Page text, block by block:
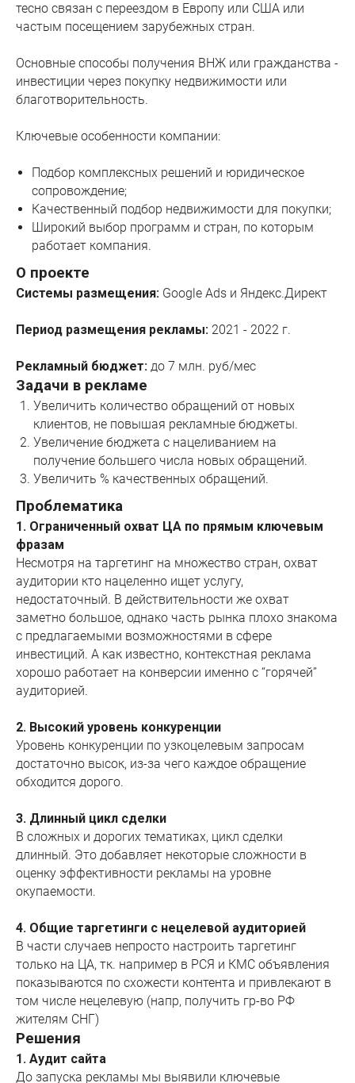
тесно связан с переездом в Европу или США или
частым посещением зарубежных стран.
Основные способы получения ВНЖ или гражданства -
инвестиции через покупку недвижимости или
благотворительность.
Ключевые особенности компании:
Подбор комплексных решений и юридическое
сопровождение;
Качественный подбор недвижимости для покупки;
Широкий выбор программ и стран, по которым
работает компания.
О проекте
Системы размещения: Google Ads и Яндекс.Директ
Период размещения рекламы: 2021 - 2022 г.
Рекламный бюджет: до 7 млн. руб/мес
Задачи в рекламе
Увеличить количество обращений от новых
клиентов, не повышая рекламные бюджеты.
Увеличение бюджета с нацеливанием на
получение большего числа новых обращений.
Увеличить % качественных обращений.
Проблематика
1. Ограниченный охват ЦА по прямым ключевым
фразам
Несмотря на таргетинг на множество стран, охват
аудитории кто нацеленно ищет услугу,
недостаточный. В действительности же охват
заметно большое, однако часть рынка плохо знакома
с предлагаемыми возможностями в сфере
инвестиций. А как известно, контекстная реклама
хорошо работает на конверсии именно с “горячей”
аудиторией.
2. Высокий уровень конкуренции
Уровень конкуренции по узкоцелевым запросам
достаточно высок, из-за чего каждое обращение
обходится дорого.
3. Длинный цикл сделки
В сложных и дорогих тематиках, цикл сделки
длинный. Это добавляет некоторые сложности в
оценку эффективности рекламы на уровне
окупаемости.
4. Общие таргетинги с нецелевой аудиторией
В части случаев непросто настроить таргетинг
только на ЦА, тк. например в РСЯ и КМС объявления
показываются по схожести контента и привлекают в
том числе нецелевую (напр, получить гр-во РФ
жителям СНГ)
Решения
1. Аудит сайта
До запуска рекламы мы выявили ключевые